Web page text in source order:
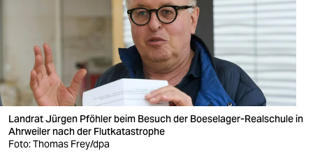
verlag
verlag
veranstaltungen
shop
Landrat Jürgen Pföhler beim Besuch der Boeselager-Realschule in
Ahrweiler nach der Flutkatastrophe
Foto: Thomas Frey/dpa